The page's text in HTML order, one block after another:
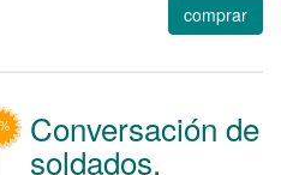
comprar
Conversación de
soldados.